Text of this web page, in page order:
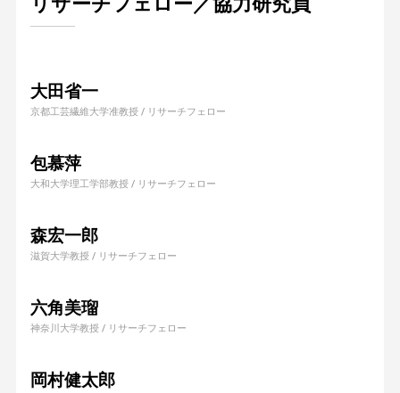
大田省一
京都工芸繊維大学准教授 / リサーチフェロー
包慕萍
大和大学理工学部教授 / リサーチフェロー
森宏一郎
滋賀大学教授 / リサーチフェロー
六角美瑠
神奈川大学教授 / リサーチフェロー
岡村健太郎